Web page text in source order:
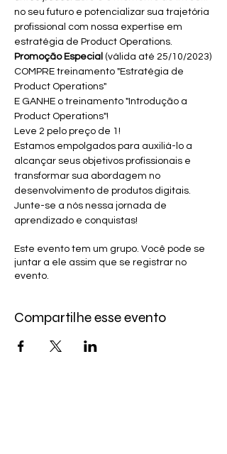
no seu futuro e potencializar sua trajetória
profissional com nossa expertise em
estratégia de Product Operations.
Promoção Especial (válida até 25/10/2023)
COMPRE treinamento "Estratégia de
Product Operations"
E GANHE o treinamento "Introdução a
Product Operations"!
Leve 2 pelo preço de 1!
Estamos empolgados para auxiliá-lo a
alcançar seus objetivos profissionais e
transformar sua abordagem no
desenvolvimento de produtos digitais.
Junte-se a nós nessa jornada de
aprendizado e conquistas!
Este evento tem um grupo. Você pode se
juntar a ele assim que se registrar no
evento.
Compartilhe esse evento